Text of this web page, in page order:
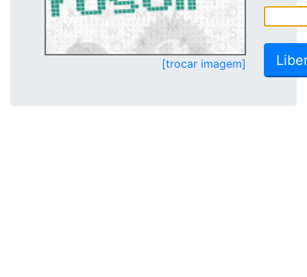
[trocar imagem]